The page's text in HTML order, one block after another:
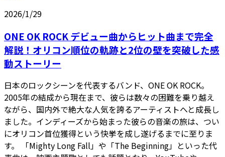
2026/1/29
ONE OK ROCK デビュー曲からヒット曲まで完全
解説！オリコン順位の軌跡と2位の壁を突破した感
動ストーリー
日本のロックシーンを代表するバンド、ONE OK ROCK。
2005年の結成から現在まで、彼らは数々の困難を乗り越え
ながら、国内外で絶大な人気を誇るアーティストへと成長し
ました。インディーズから始まった彼らの音楽の旅は、つい
にオリコン首位獲得という快挙を成し遂げるまでに至りま
す。 「Mighty Long Fall」や「The Beginning」といった代